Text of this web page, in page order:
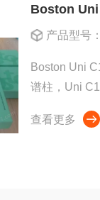
产品型号：
Boston Uni
谱柱，Uni
使我们的色谱
查看更多